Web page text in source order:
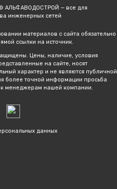
АЛЬФАВОДОСТРОЙ — все для
инженерных сетей
материалов с сайта обязательно
ссылки на источник.
Цены, наличие, условия
на сайте, носят
характер и не являются публичной
более точной информации просьба
к менеджерам нашей компании.
данных